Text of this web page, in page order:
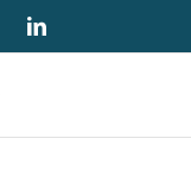
FacebookLinkedIn